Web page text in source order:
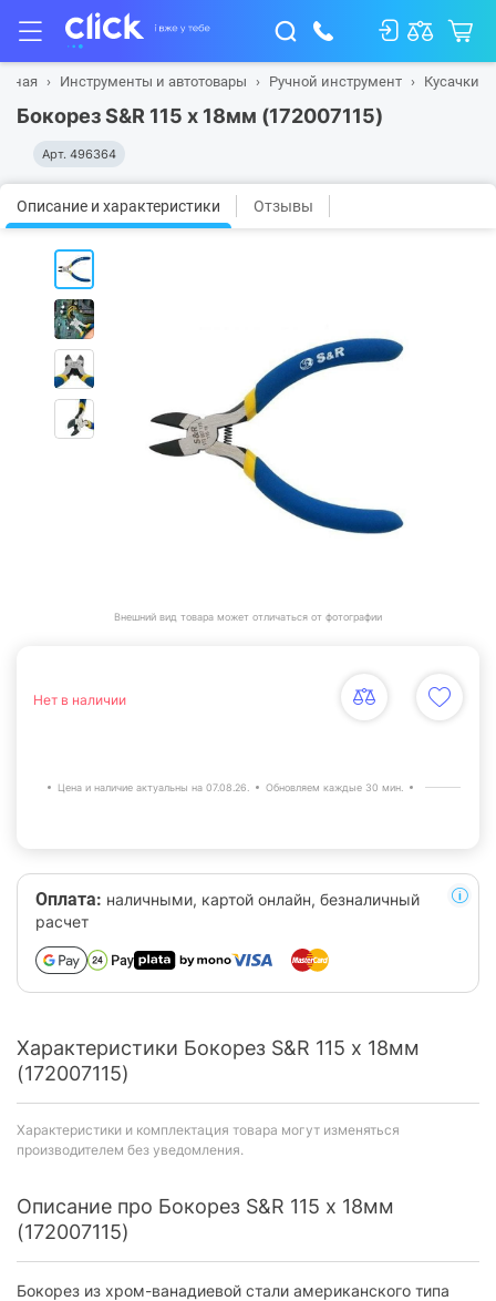
Инструменты и автотовары Ручной инструмент Кусачки
Бокорез S&R 115 x 18мм (172007115)
Арт. 496364
Описание и характеристики Отзывы
Внешний вид товара может отличаться от фотографии
Нет в наличии
Цена и наличие актуальны на 07.08.26. Обновляем каждые 30 мин.
Оплата: наличными, картой онлайн, безналичный
расчет
Характеристики Бокорез S&R 115 x 18мм
(172007115)
Характеристики и комплектация товара могут изменяться
производителем без уведомления.
Описание про Бокорез S&R 115 x 18мм
(172007115)
Бокорез из хром-ванадиевой стали американского типа